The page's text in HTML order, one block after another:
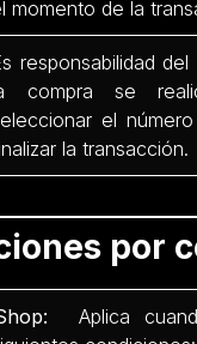
momento de la
responsabilidad
compra se
el
la transacción.
por
Aplica